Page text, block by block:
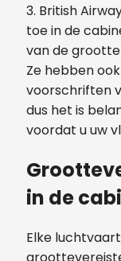
3. British
toe in de
van de
Ze hebben
voorschriften
dus het is
voordat u uw
in de
Elke